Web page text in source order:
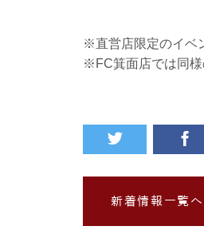
※直営店限定のイベ
※FC箕面店では同様
新着情報一覧へ